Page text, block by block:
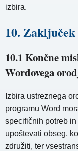
izbira.
10. Zaključek
10.1 Končne
Wordovega
Izbira ustreznega
programu Word
specifičnih potreb
upoštevati obseg,
združiti, ter